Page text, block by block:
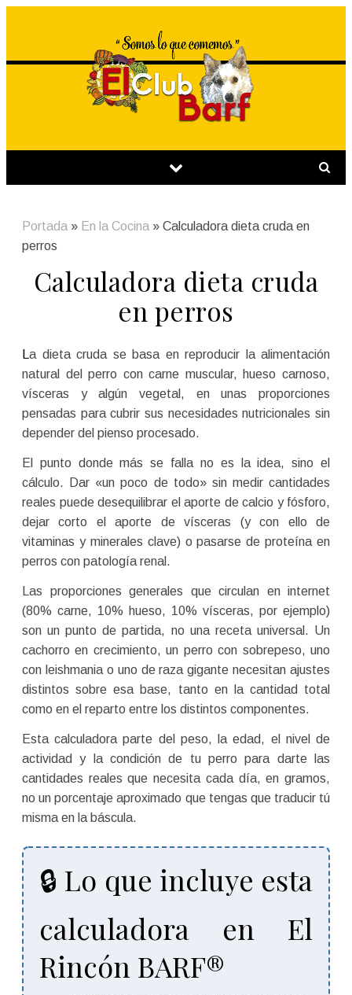
Portada » En la Cocina » Calculadora dieta cruda en
perros
Calculadora dieta cruda
en perros
La dieta cruda se basa en reproducir la alimentación
natural del perro con carne muscular, hueso carnoso,
vísceras y algún vegetal, en unas proporciones
pensadas para cubrir sus necesidades nutricionales sin
depender del pienso procesado.
El punto donde más se falla no es la idea, sino el
cálculo. Dar «un poco de todo» sin medir cantidades
reales puede desequilibrar el aporte de calcio y fósforo,
dejar corto el aporte de vísceras (y con ello de
vitaminas y minerales clave) o pasarse de proteína en
perros con patología renal.
Las proporciones generales que circulan en internet
(80% carne, 10% hueso, 10% vísceras, por ejemplo)
son un punto de partida, no una receta universal. Un
cachorro en crecimiento, un perro con sobrepeso, uno
con leishmania o uno de raza gigante necesitan ajustes
distintos sobre esa base, tanto en la cantidad total
como en el reparto entre los distintos componentes.
Esta calculadora parte del peso, la edad, el nivel de
actividad y la condición de tu perro para darte las
cantidades reales que necesita cada día, en gramos,
no un porcentaje aproximado que tengas que traducir tú
misma en la báscula.
🔒 Lo que incluye esta
calculadora en El
Rincón BARF®